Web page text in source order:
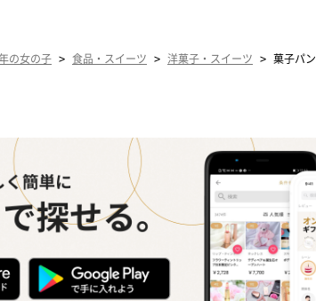
の女の子 > 食品・スイーツ > 洋菓子・スイーツ > 菓子パン